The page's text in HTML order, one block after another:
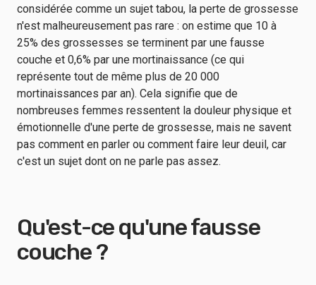
considérée comme un sujet tabou, la perte de grossesse
n'est malheureusement pas rare : on estime que 10 à
25% des grossesses se terminent par une fausse
couche et 0,6% par une mortinaissance (ce qui
représente tout de même plus de 20 000
mortinaissances par an). Cela signifie que de
nombreuses femmes ressentent la douleur physique et
émotionnelle d'une perte de grossesse, mais ne savent
pas comment en parler ou comment faire leur deuil, car
c'est un sujet dont on ne parle pas assez.
Qu'est-ce qu'une fausse
couche ?